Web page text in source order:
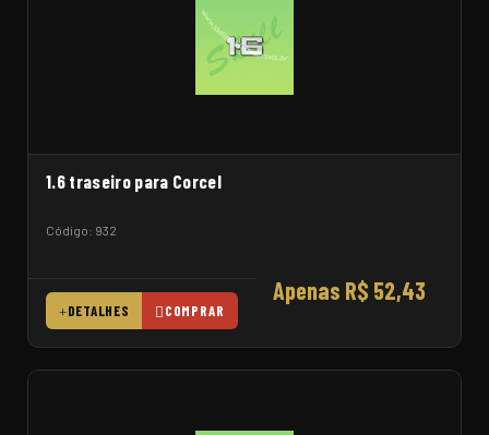
1.6 traseiro para Corcel
Código: 932
Apenas R$ 52,43
DETALHES COMPRAR